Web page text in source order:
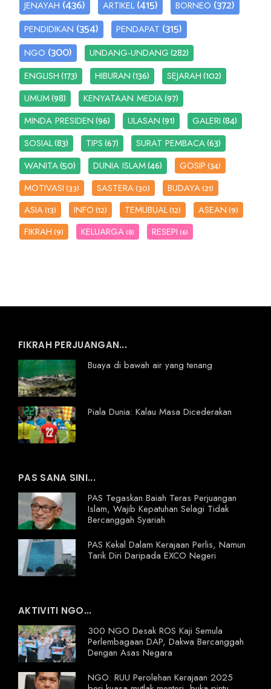
JENAYAH (436) ARTIKEL (415) BORNEO (372)
PENDIDIKAN (354) PENDAPAT (315)
NGO (300) UNDANG-UNDANG(282)
ENGLISH(173) HIBURAN(136) SEJARAH(102)
UMUM(98) KENYATAAN MEDIA(97)
MINDA PRESIDEN(96) ULASAN(91) GALERI(84)
SOSIAL(83) TIPS(67) SURAT PEMBACA(63)
WANITA(50) DUNIA ISLAM(46) GOSIP(34)
MOTIVASI(33) SASTERA(30) BUDAYA(21)
ASIA(13) INFO(12) TEMUBUAL(12) ASEAN(9)
FIKRAH(9) KELUARGA (8) RESEPI (6)
FIKRAH PERJUANGAN...
Buaya di bawah air yang tenang
Piala Dunia: Kalau Masa Dicederakan
PAS SANA SINI...
PAS Tegaskan Baiah Teras Perjuangan
Islam, Wajib Kepatuhan Selagi Tidak
Bercanggah Syariah
PAS Kekal Dalam Kerajaan Perlis, Namun
Tarik Diri Daripada EXCO Negeri
AKTIVITI NGO...
300 NGO Desak ROS Kaji Semula
Perlembagaan DAP, Dakwa Bercanggah
Dengan Asas Negara
NGO: RUU Perolehan Kerajaan 2025